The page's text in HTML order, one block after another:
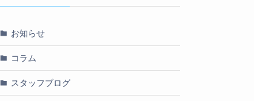
お知らせ
コラム
スタッフブログ